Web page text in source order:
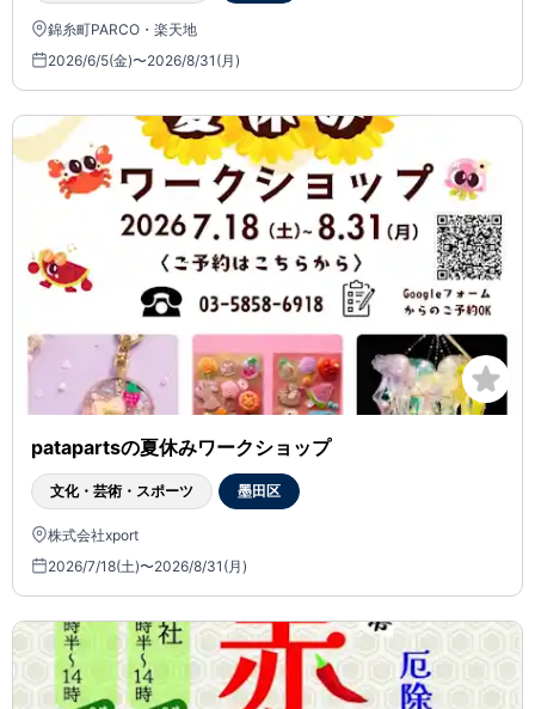
錦糸町PARCO・楽天地
2026/6/5(金)〜2026/8/31(月)
patapartsの夏休みワークショップ
文化・芸術・スポーツ 墨田区
株式会社xport
2026/7/18(土)〜2026/8/31(月)